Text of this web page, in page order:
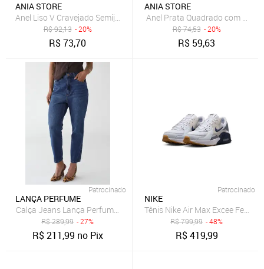
ANIA STORE
Anel Liso V Cravejado Semijoia Banhada a Ouro 18K Ania Store
R$92,13 - 20%
R$73,70
ANIA STORE
Anel Prata Quadrado com
R$74,53 - 20%
R$ 59,63
Patrocinado
LANÇA PERFUME
Calça Jeans Lança Perfume Mom Luna Azul
R$289,99 - 27%
R$211,99 no Pix
Patrocinado
NIKE
Tênis Nike Air Max Excee
R$799,99 - 48%
R$419,99